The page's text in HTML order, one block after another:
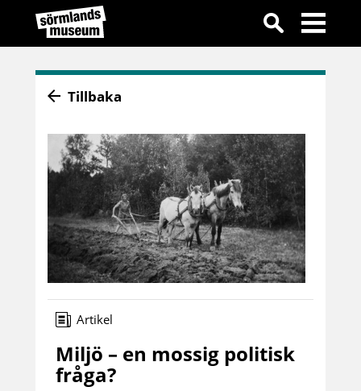
Tillbaka
Artikel
Miljö – en mossig politisk
fråga?